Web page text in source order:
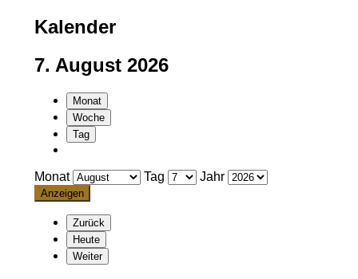
Kalender
7. August 2026
Monat
Woche
Tag
Monat Tag Jahr
Zurück
Heute
Weiter